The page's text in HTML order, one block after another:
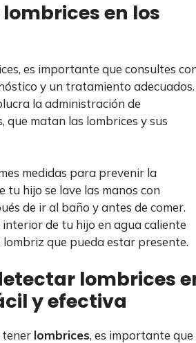
en los
es importante que consultes
y un tratamiento adecuados.
la administración de
matan las lombrices y sus
medidas para prevenir la
tu hijo se lave las manos con
de ir al baño y antes de comer.
de tu hijo en agua caliente
que pueda estar presente.
lombrices
y efectiva
tener lombrices, es importante que